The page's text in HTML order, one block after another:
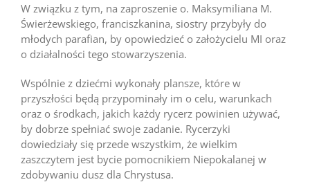
W związku z tym, na zaproszenie o. Maksymiliana M.
Świerżewskiego, franciszkanina, siostry przybyły do
młodych parafian, by opowiedzieć o założycielu MI oraz
o działalności tego stowarzyszenia.
Wspólnie z dziećmi wykonały plansze, które w
przyszłości będą przypominały im o celu, warunkach
oraz o środkach, jakich każdy rycerz powinien używać,
by dobrze spełniać swoje zadanie. Rycerzyki
dowiedziały się przede wszystkim, że wielkim
zaszczytem jest bycie pomocnikiem Niepokalanej w
zdobywaniu dusz dla Chrystusa.